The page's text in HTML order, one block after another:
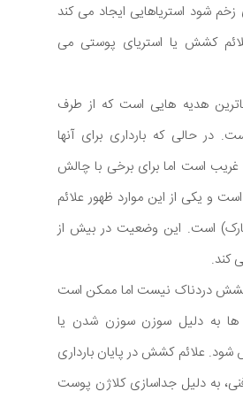
شود استریاهایی ایجاد می کند
کشش یا استریای پوستی می
هدیه هایی است که از طرف
در حالی که بارداری برای آنها
است اما برای برخی با چالش
و یکی از این موارد ظهور علائم
است. این وضعیت در بیش از
کند.
کشش دردناک نیست اما ممکن است
ها به دلیل سوزن سوزن شدن یا
علائم کشش در پایان بارداری
به دلیل جداسازی کلاژن پوست